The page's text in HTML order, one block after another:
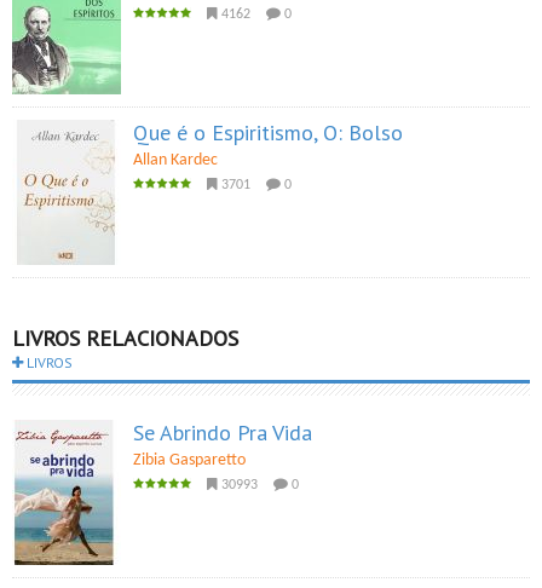
4162 0
Que é o Espiritismo, O: Bolso
Allan Kardec
3701 0
LIVROS RELACIONADOS
LIVROS
Se Abrindo Pra Vida
Zibia Gasparetto
30993 0